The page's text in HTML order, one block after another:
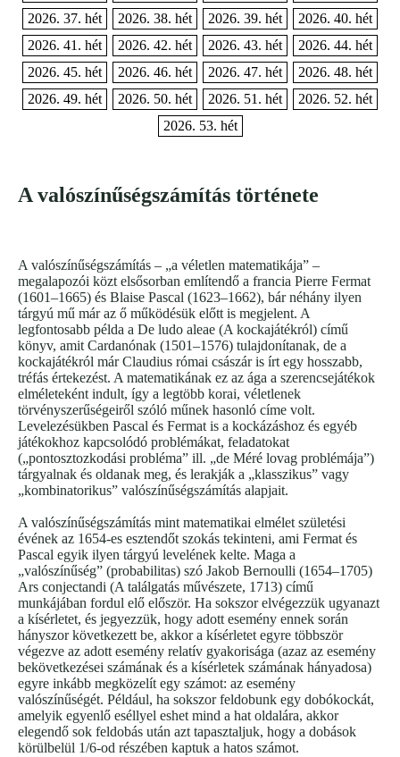
2026. 37. hét
2026. 38. hét 2026. 39. hét
2026. 40. hét
2026. 41. hét
2026. 42. hét 2026. 43. hét
2026. 44. hét
2026. 45. hét
2026. 46. hét 2026. 47. hét
2026. 48. hét
2026. 49. hét
2026. 50. hét 2026. 51. hét
2026. 52. hét
2026. 53. hét
A valószínűségszámítás története
A valószínűségszámítás – „a véletlen matematikája” –
megalapozói közt elsősorban említendő a francia Pierre Fermat
(1601–1665) és Blaise Pascal (1623–1662), bár néhány ilyen
tárgyú mű már az ő működésük előtt is megjelent. A
legfontosabb példa a De ludo aleae (A kockajátékról) című
könyv, amit Cardanónak (1501–1576) tulajdonítanak, de a
kockajátékról már Claudius római császár is írt egy hosszabb,
tréfás értekezést. A matematikának ez az ága a szerencsejátékok
elméleteként indult, így a legtöbb korai, véletlenek
törvényszerűségeiről szóló műnek hasonló címe volt.
Levelezésükben Pascal és Fermat is a kockázáshoz és egyéb
játékokhoz kapcsolódó problémákat, feladatokat
(„pontosztozkodási probléma” ill. „de Méré lovag problémája”)
tárgyalnak és oldanak meg, és lerakják a „klasszikus” vagy
„kombinatorikus” valószínűségszámítás alapjait.
A valószínűségszámítás mint matematikai elmélet születési
évének az 1654-es esztendőt szokás tekinteni, ami Fermat és
Pascal egyik ilyen tárgyú levelének kelte. Maga a
„valószínűség” (probabilitas) szó Jakob Bernoulli (1654–1705)
Ars conjectandi (A találgatás művészete, 1713) című
munkájában fordul elő először. Ha sokszor elvégezzük ugyanazt
a kísérletet, és jegyezzük, hogy adott esemény ennek során
hányszor következett be, akkor a kísérletet egyre többször
végezve az adott esemény relatív gyakorisága (azaz az esemény
bekövetkezései számának és a kísérletek számának hányadosa)
egyre inkább megközelít egy számot: az esemény
valószínűségét. Például, ha sokszor feldobunk egy dobókockát,
amelyik egyenlő eséllyel eshet mind a hat oldalára, akkor
elegendő sok feldobás után azt tapasztaljuk, hogy a dobások
körülbelül 1/6-od részében kaptuk a hatos számot.